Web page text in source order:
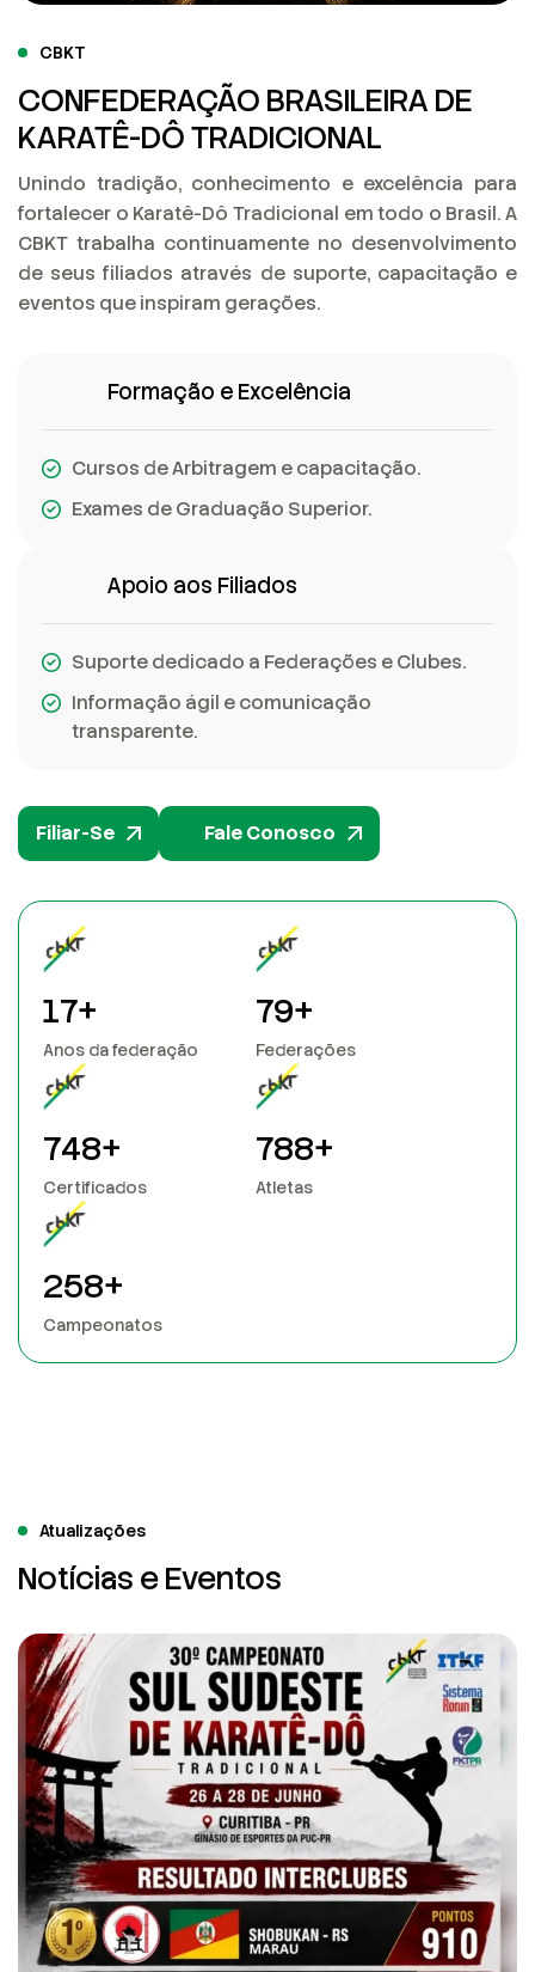
CBKT
CONFEDERAÇÃO BRASILEIRA DE
KARATÊ-DÔ TRADICIONAL
Unindo tradição, conhecimento e excelência para
fortalecer o Karatê-Dô Tradicional em todo o Brasil. A
CBKT trabalha continuamente no desenvolvimento
de seus filiados através de suporte, capacitação e
eventos que inspiram gerações.
Formação e Excelência
Cursos de Arbitragem e capacitação.
Exames de Graduação Superior.
Apoio aos Filiados
Suporte dedicado a Federações e Clubes.
Informação ágil e comunicação
transparente.
Filiar-Se Fale Conosco
20+
Anos da federação
90+
Federações
853+
Certificados
900+
Atletas
300+
Campeonatos
Atualizações
Notícias e Eventos